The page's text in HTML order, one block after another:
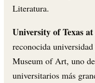
Literatura.
University of Texas
reconocida
Museum of Art, uno
universitarios más